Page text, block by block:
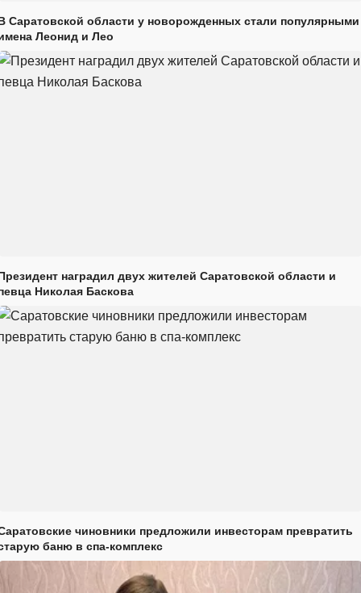
Саратовской области у новорожденных стали популярными
Леонид и Лео
наградил двух жителей Саратовской области и
Николая Баскова
чиновники предложили инвесторам превратить
баню в спа-комплекс